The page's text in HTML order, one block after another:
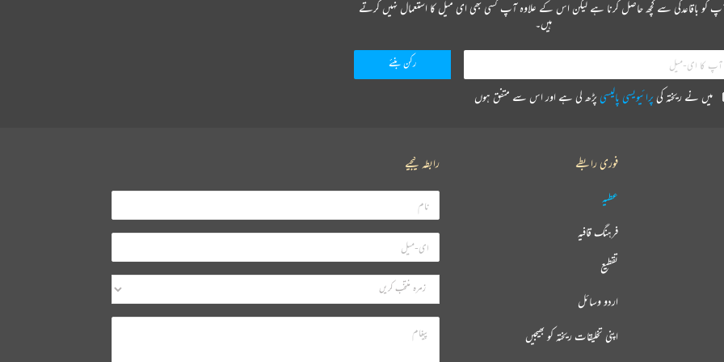
کو باقاعدگی سے کچھ حاصل کرنا ہے لیکن اس کے علاوہ آپ کسی بھی ای میل کا استعمال نہیں کرتے
ہیں۔
میں نے ریختہ کیپرائیویسی پالیسیپڑھ لی ہے اور اس سے متفق ہوں
فوری رابطے
عطیہ
فرہنگ قافیہ
تقطیع
اردو وسائل
اپنی تخلیقات ریختہ کو بھیجیں
رابطہ کیجیے